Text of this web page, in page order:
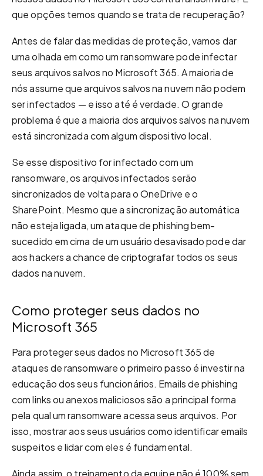
que opções temos quando se trata de recuperação?
Antes de falar das medidas de proteção, vamos dar
uma olhada em como um ransomware pode infectar
seus arquivos salvos no Microsoft 365. A maioria de
nós assume que arquivos salvos na nuvem não podem
ser infectados — e isso até é verdade. O grande
problema é que a maioria dos arquivos salvos na nuvem
está sincronizada com algum dispositivo local.
Se esse dispositivo for infectado com um
ransomware, os arquivos infectados serão
sincronizados de volta para o OneDrive e o
SharePoint. Mesmo que a sincronização automática
não esteja ligada, um ataque de phishing bem-
sucedido em cima de um usuário desavisado pode dar
aos hackers a chance de criptografar todos os seus
dados na nuvem.
Como proteger seus dados no
Microsoft 365
Para proteger seus dados no Microsoft 365 de
ataques de ransomware o primeiro passo é investir na
educação dos seus funcionários. Emails de phishing
com links ou anexos maliciosos são a principal forma
pela qual um ransomware acessa seus arquivos. Por
isso, mostrar aos seus usuários como identificar emails
suspeitos e lidar com eles é fundamental.
Ainda assim, o treinamento da equipe não é 100% sem